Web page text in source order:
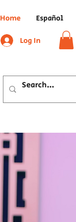
Home Español
Log In